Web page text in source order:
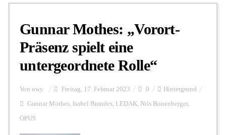
Personalien
Hintergrund
FUNKTURM-Beiträge
Gunnar Mothes: „Vorort-
Präsenz spielt eine
untergeordnete Rolle“
Von owy Freitag, 17. Februar 2023 0 Hintergrund
Gunnar Mothes, Isabel Brandes, LEDAK, Nils Bonenberger,
OPUS